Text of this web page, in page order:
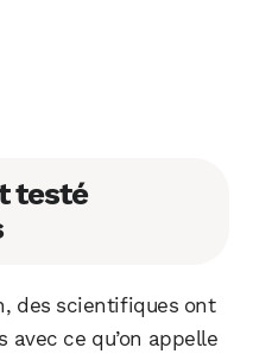
testé
des scientifiques ont
avec ce qu’on appelle